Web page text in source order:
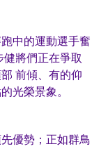
中的運動選手奮
將們正在爭取
前傾、有的仰
光榮景象。
優勢；正如群鳥